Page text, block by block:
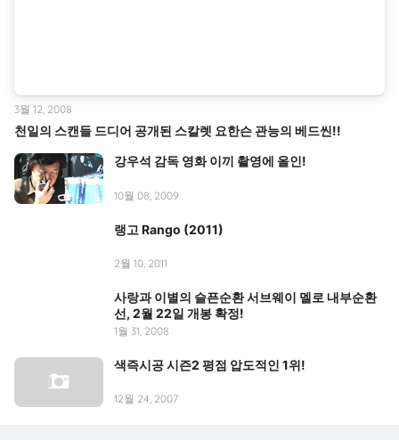
천일의 스캔들 드디어 공개된 스칼렛 요한슨 관능의 베드씬!!
3월 12, 2008
강우석 감독 영화 이끼 촬영에 올인!
10월 08, 2009
랭고 Rango (2011)
2월 10, 2011
사랑과 이별의 슬픈순환 서브웨이 멜로 내부순환
선, 2월 22일 개봉 확정!
1월 31, 2008
색즉시공 시즌2 평점 압도적인 1위!
12월 24, 2007